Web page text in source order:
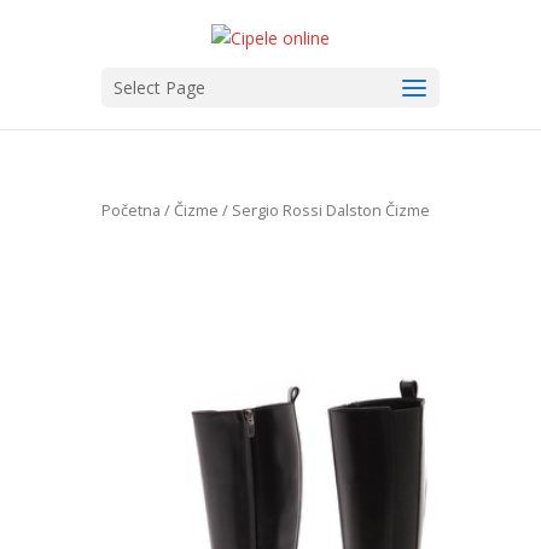
Select Page
Početna /Čizme / Sergio Rossi Dalston Čizme